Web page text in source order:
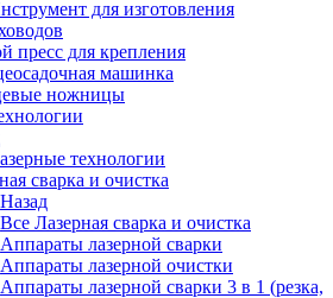
для изготовления
пресс для крепления
машинка
ножницы
технологии
сварка и очистка
Назад
Все Лазерная сварка и очистка
Аппараты лазерной сварки
Аппараты лазерной очистки
Аппараты лазерной сварки 3 в 1 (резка,